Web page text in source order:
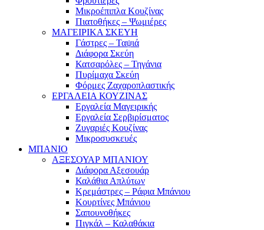
Μικροέπιπλα Κουζίνας
Πιατοθήκες – Ψωμιέρες
ΜΑΓΕΙΡΙΚΑ ΣΚΕΥΗ
Γάστρες – Ταψιά
Διάφορα Σκεύη
Κατσαρόλες – Τηγάνια
Πυρίμαχα Σκεύη
Φόρμες Ζαχαροπλαστικής
ΕΡΓΑΛΕΙΑ ΚΟΥΖΙΝΑΣ
Εργαλεία Μαγειρικής
Εργαλεία Σερβιρίσματος
Ζυγαριές Κουζίνας
Μικροσυσκευές
ΜΠΑΝΙΟ
ΑΞΕΣΟΥΑΡ ΜΠΑΝΙΟΥ
Διάφορα Αξεσουάρ
Καλάθια Απλύτων
Κρεμάστρες – Ράφια Μπάνιου
Κουρτίνες Μπάνιου
Σαπουνοθήκες
Πιγκάλ – Καλαθάκια